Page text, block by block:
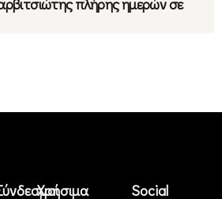
Χρήσιμα Social